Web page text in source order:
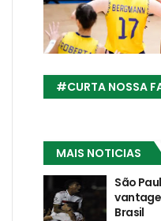
#CURTA NOSSA
MAIS NOTICIAS
São
Brasil